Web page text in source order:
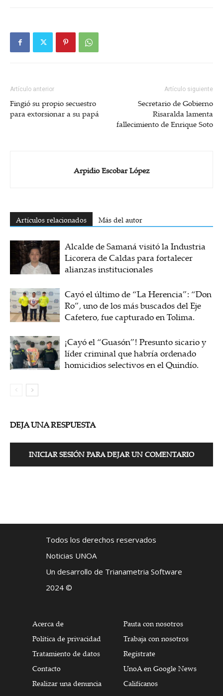
Artículo anterior
Fingió su propio secuestro
para extorsionar a su papá
Artículo siguiente
Secretario de Gobierno
Risaralda lamenta
fallecimiento de Enrique Soto
Arpidio Escobar López
Artículos relacionados Más del autor
Alcalde de Samaná visitó la Industria
Licorera de Caldas para fortalecer
alianzas institucionales
Cayó el último de “La Herencia”: “Don
Ro”, uno de los más buscados del Eje
Cafetero, fue capturado en Tolima.
¡Cayó el “Guasón”! Presunto sicario y
líder criminal que habría ordenado
homicidios selectivos en el Quindío.
DEJA UNA RESPUESTA
INICIAR SESIÓN PARA DEJAR UN COMENTARIO
Todos los derechos reservados
Noticias UNOA
Un desarrollo de Trianametria Software
2024 ©
Acerca de
Política de privacidad
Tratamiento de datos
Contacto
Realizar una denuncia
Pauta con nosotros
Trabaja con nosotros
Regístrate
UnoA en Google News
Califícanos